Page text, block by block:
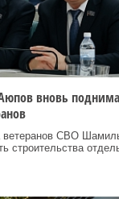
вновь
ветеранов СВО
строительства